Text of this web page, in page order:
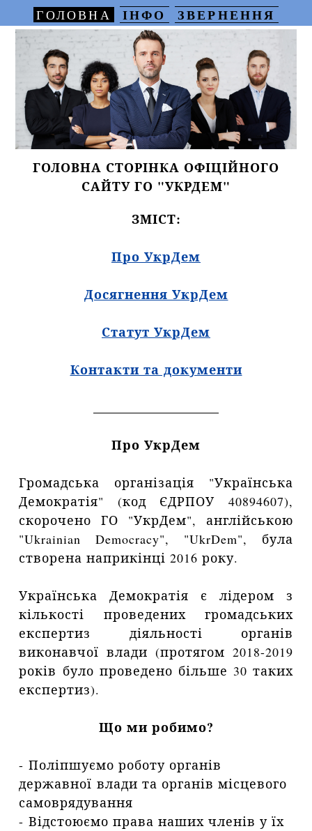
ГОЛОВНА ІНФО ЗВЕРНЕННЯ
ГОЛОВНА СТОРІНКА ОФІЦІЙНОГО
САЙТУ ГО "УКРДЕМ"
ЗМІСТ:
Про УкрДем
Досягнення УкрДем
Статут УкрДем
Контакти та документи
Про УкрДем
Громадська організація "Українська
Демократія" (код ЄДРПОУ 40894607),
скорочено ГО "УкрДем", англійською
"Ukrainian Democracy", "UkrDem", була
створена наприкінці 2016 року.
Українська Демократія є лідером з
кількості проведених громадських
експертиз діяльності органів
виконавчої влади (протягом 2018-2019
років було проведено більше 30 таких
експертиз).
Що ми робимо?
- Поліпшуємо роботу органів
державної влади та органів місцевого
самоврядування
- Відстоюємо права наших членів у їх